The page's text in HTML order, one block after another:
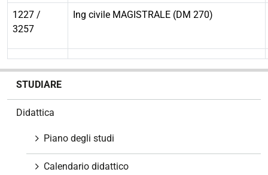
1227 /
3257
Ing civile MAGISTRALE (DM 270)
STUDIARE
Didattica
Piano degli studi
Calendario didattico